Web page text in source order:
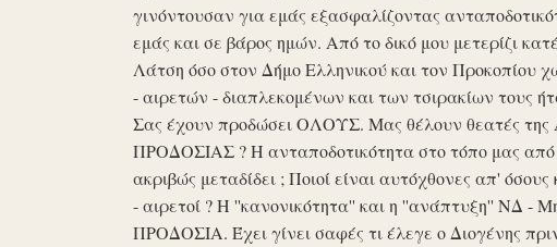
γινόντουσαν για εμάς εξασφαλίζοντας
εμάς και σε βάρος ημών. Από το δικό μου μετερίζι
Λάτση όσο στον Δήμο Ελληνικού και τον Προκοπίου
- αιρετών - διαπλεκομένων και των τσιρακίων τους
Σας έχουν προδώσει ΟΛΟΥΣ. Μας θέλουν θεατές
ΠΡΟΔΟΣΙΑΣ ? Η ανταποδοτικότητα στο τόπο μας από
ακριβώς μεταδίδει ; Ποιοί είναι αυτόχθονες απ'
- αιρετοί ? Η ''κανονικότητα'' και η ''ανάπτυξη'' ΝΔ -
ΠΡΟΔΟΣΙΑ. Έχει γίνει σαφές τι έλεγε ο Διογένης